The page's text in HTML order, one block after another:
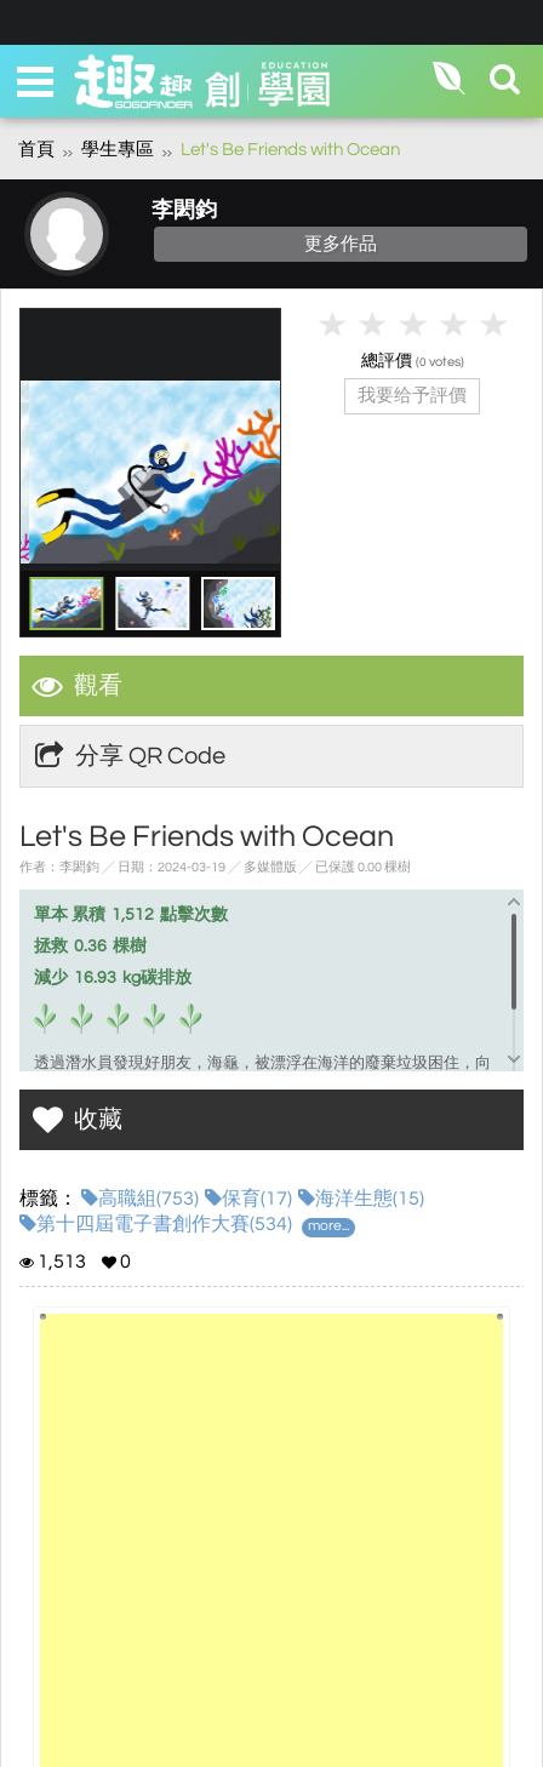
首頁 學生專區 Let's Be Friends with Ocean
李閎鈞
更多作品
觀看
分享 QR Code
Let's Be Friends with Ocean
作者：李閎鈞 ╱ 日期：2024-03-19 ╱ 多媒體版 ╱ 已保護 0.00 棵樹
單本 累積 1,512 點擊次數
拯救 0.36 棵樹
減少 16.93 kg碳排放
透過潛水員發現好朋友，海龜，被漂浮在海洋的廢棄垃圾困住，向
人們呼籲保衛海洋生態的重要性，亂垃圾會這成的後有果多麼嚴
重，進而保護海洋的生態系。
收藏
標籤： 高職組(753) 保育(17)
海洋生態(15)
第十四屆電子書創作大賽(534)
more...
1,513 0
總評價 (0 votes)
我要给予評價